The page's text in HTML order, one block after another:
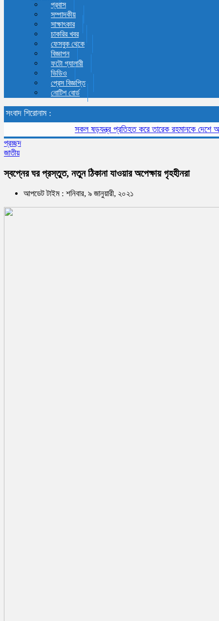
প্রবাস
সম্পাদকীয়
সাক্ষাৎকার
চাকরির খবর
ফেসবুক থেকে
বিজ্ঞাপন
ফটো গ্যালারী
ভিডিও
প্রেস বিজ্ঞপ্তি
নোটিশ বোর্ড
সংবাদ শিরোনাম :
সকল ষড়যন্ত্র প্রতিহত করে তারেক রহমানকে দেশে আনতে
প্রচ্ছদ
জাতীয়
স্বপ্নের ঘর প্রস্তুত, নতুন ঠিকানা যাওয়ার অপেক্ষায় গৃহহীনরা
আপডেট টাইম : শনিবার, ৯ জানুয়ারী, ২০২১